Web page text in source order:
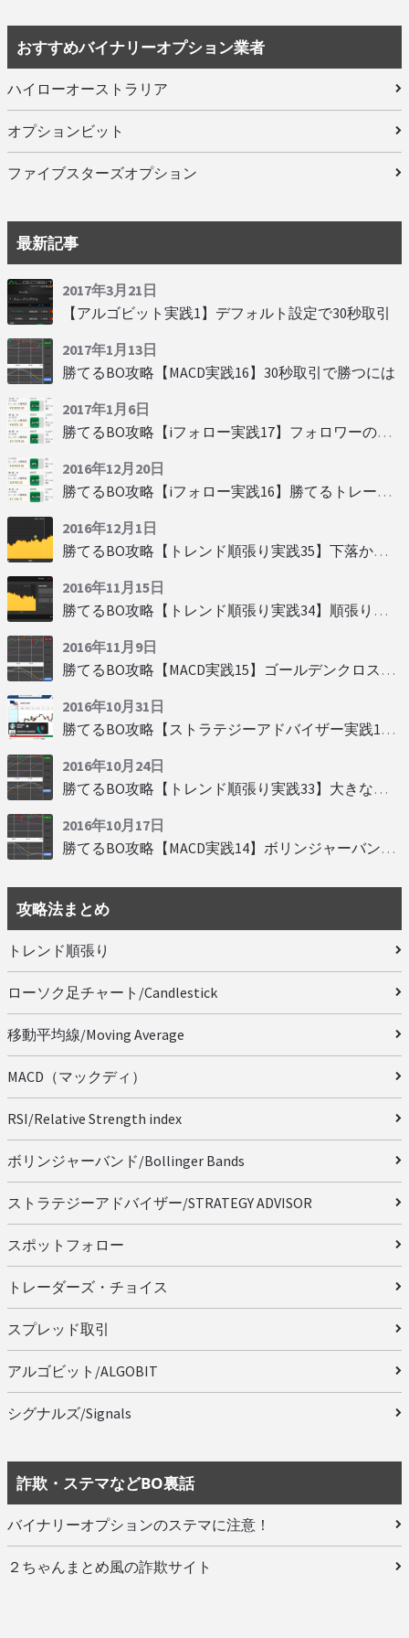
おすすめバイナリーオプション業者
ハイローオーストラリア
オプションビット
ファイブスターズオプション
最新記事
2017年3月21日
【アルゴビット実践1】デフォルト設定で30秒取引
2017年1月13日
勝てるBO攻略【MACD実践16】30秒取引で勝つには
2017年1月6日
勝てるBO攻略【iフォロー実践17】フォロワーの少ない人をフォローする
2016年12月20日
勝てるBO攻略【iフォロー実践16】勝てるトレーダーを見抜く
2016年12月1日
勝てるBO攻略【トレンド順張り実践35】下落からの反発を見極める
2016年11月15日
勝てるBO攻略【トレンド順張り実践34】順張りに適した変動
2016年11月9日
勝てるBO攻略【MACD実践15】ゴールデンクロスで勝つ
2016年10月31日
勝てるBO攻略【ストラテジーアドバイザー実践19】慌てず自動分析
2016年10月24日
勝てるBO攻略【トレンド順張り実践33】大きな変動にすべり込み
2016年10月17日
勝てるBO攻略【MACD実践14】ボリンジャーバンドとともに相場を読む
攻略法まとめ
トレンド順張り
ローソク足チャート/Candlestick
移動平均線/Moving Average
MACD（マックディ）
RSI/Relative Strength index
ボリンジャーバンド/Bollinger Bands
ストラテジーアドバイザー/STRATEGY ADVISOR
スポットフォロー
トレーダーズ・チョイス
スプレッド取引
アルゴビット/ALGOBIT
シグナルズ/Signals
詐欺・ステマなどBO裏話
バイナリーオプションのステマに注意！
２ちゃんまとめ風の詐欺サイト